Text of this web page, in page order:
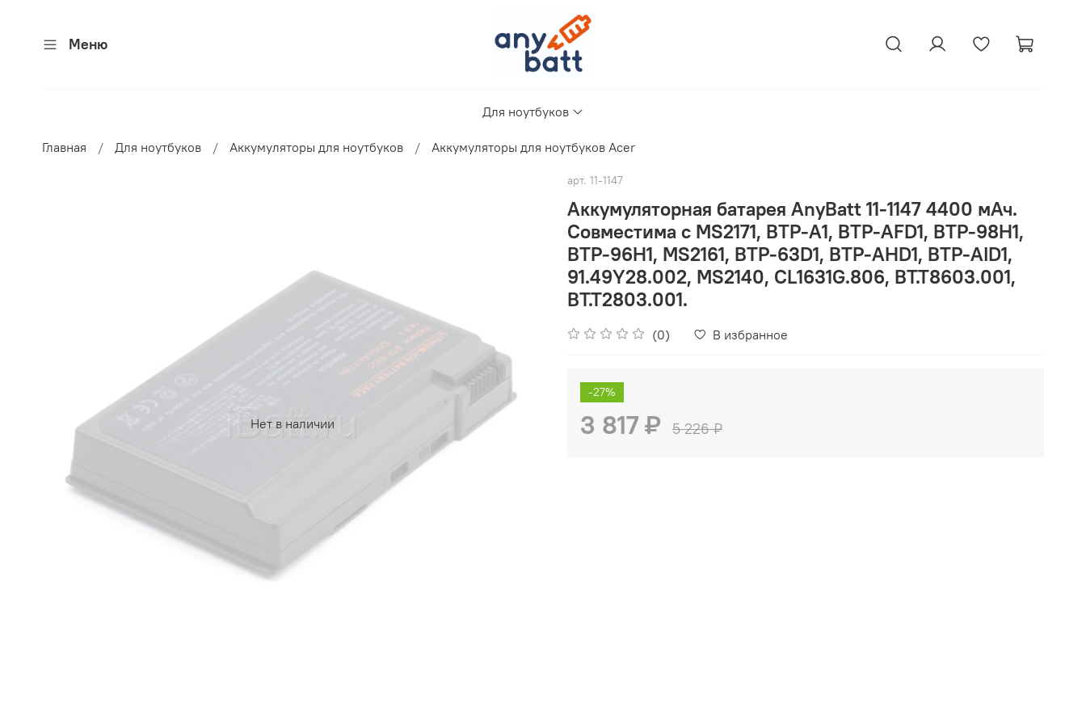
Меню
Для ноутбуков
Главная Для ноутбуков Аккумуляторы для ноутбуков Аккумуляторы для ноутбуков Acer
Нет в наличии
арт. 11-1147
Аккумуляторная батарея AnyBatt 11-1147 4400 мАч.
Совместима с MS2171, BTP-A1, BTP-AFD1, BTP-98H1,
BTP-96H1, MS2161, BTP-63D1, BTP-AHD1, BTP-AID1,
91.49Y28.002, MS2140, CL1631G.806, BT.T8603.001,
BT.T2803.001.
(0) В избранное
-27%
3 817 ₽ 5 226 ₽